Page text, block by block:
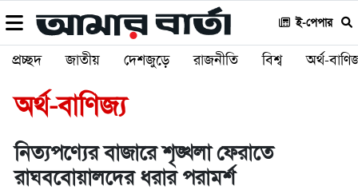
ই-পেপার
প্রচ্ছদ জাতীয় দেশজুড়ে রাজনীতি বিশ্ব অর্থ-
অর্থ-বাণিজ্য
নিত্যপণ্যের বাজারে শৃঙ্খলা ফেরাতে
রাঘববোয়ালদের ধরার পরামর্শ